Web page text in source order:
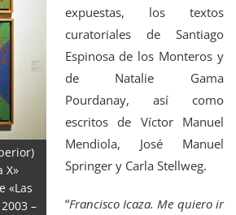
X»
«Las
–
expuestas, los textos
curatoriales de Santiago
Espinosa de los Monteros y
de Natalie Gama
Pourdanay, así como
escritos de Víctor Manuel
Mendiola, José Manuel
Springer y Carla Stellweg.
“Francisco Icaza. Me quiero ir